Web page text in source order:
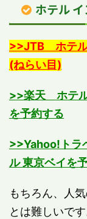
ホテル
>>JTB ホテル
(ねらい目)
>>楽天 ホテル
を予約する
>>Yahoo!トラ
ル 東京ベイを
もちろん、人
とは難しいで